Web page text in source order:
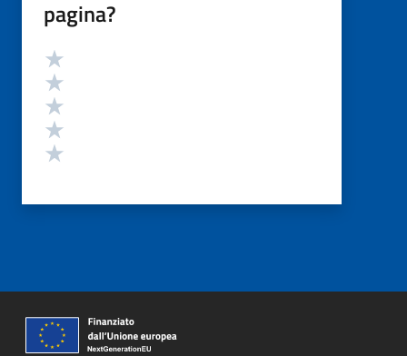
pagina?
Valutazione